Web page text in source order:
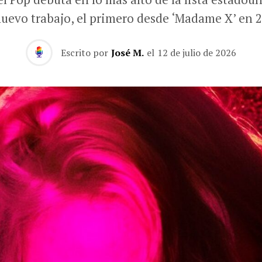
trabajo, el primero desde ‘Madame X’ en
Escrito por José M. el 12 de julio de 2026